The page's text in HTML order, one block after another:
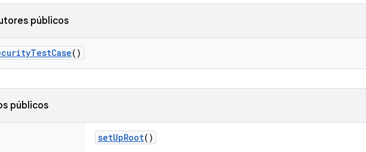
públicos
TestCase()
públicos
setUpRoot()